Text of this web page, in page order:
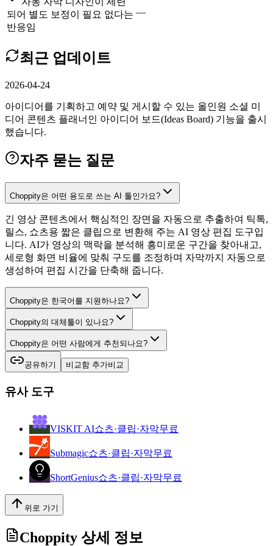
되어 별도 보정이 필요 없다는
반응임
—
최근 업데이트
2026-04-24
아이디어를 기획하고 예약 및 게시할 수 있는 올인원 소셜 미
디어 콘텐츠 플래너인 아이디어 보드(Ideas Board) 기능을 출시
했습니다.
자주 묻는 질문
Choppity은 어떤 용도로 쓰는 AI 툴인가요?
긴 영상 콘텐츠에서 핵심적인 장면을 자동으로 추출하여 틱톡,
릴스, 쇼츠용 짧은 클립으로 변환해 주는 AI 영상 편집 도구입
니다. AI가 영상의 맥락을 분석해 흥미로운 구간을 찾아내고,
세로형 화면 비율에 맞춰 구도를 조정하며 자막까지 자동으로
생성하여 편집 시간을 단축해 줍니다.
Choppity은 한국어를 지원하나요?
Choppity의 대체툴이 있나요?
Choppity은 어떤 사람에게 추천되나요?
공유하기 비교함 추가비교
유사 도구
VISKIT AI쇼츠·클립·자막무료
Submagic쇼츠·클립·자막무료
ShortGenius쇼츠·클립·자막무료
위로 가기
Choppity 상세 정보